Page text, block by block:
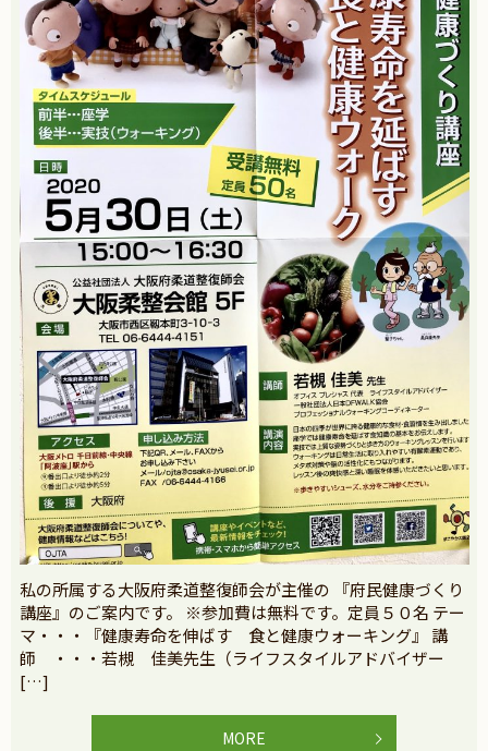
私の所属する大阪府柔道整復師会が主催の 『府民健康づくり
講座』のご案内です。 ※参加費は無料です。定員５０名 テー
マ・・・『健康寿命を伸ばす 食と健康ウォーキング』 講
師 ・・・若槻 佳美先生（ライフスタイルアドバイザー
[…]
MORE